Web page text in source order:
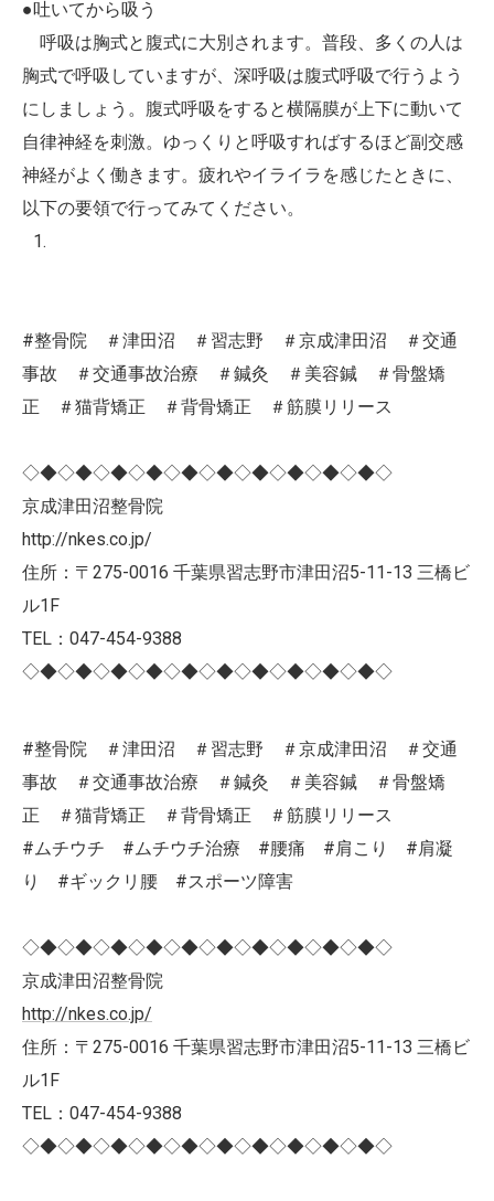
●吐いてから吸う
呼吸は胸式と腹式に大別されます。普段、多くの人は
胸式で呼吸していますが、深呼吸は腹式呼吸で行うよう
にしましょう。腹式呼吸をすると横隔膜が上下に動いて
自律神経を刺激。ゆっくりと呼吸すればするほど副交感
神経がよく働きます。疲れやイライラを感じたときに、
以下の要領で行ってみてください。
#整骨院 ＃津田沼 ＃習志野 ＃京成津田沼 ＃交通
事故 ＃交通事故治療 ＃鍼灸 ＃美容鍼 ＃骨盤矯
正 ＃猫背矯正 ＃背骨矯正 ＃筋膜リリース
◇◆◇◆◇◆◇◆◇◆◇◆◇◆◇◆◇◆◇◆◇
京成津田沼整骨院
http://nkes.co.jp/
住所：〒275-0016 千葉県習志野市津田沼5-11-13 三橋ビ
ル1F
TEL：047-454-9388
◇◆◇◆◇◆◇◆◇◆◇◆◇◆◇◆◇◆◇◆◇
#整骨院 ＃津田沼 ＃習志野 ＃京成津田沼 ＃交通
事故 ＃交通事故治療 ＃鍼灸 ＃美容鍼 ＃骨盤矯
正 ＃猫背矯正 ＃背骨矯正 ＃筋膜リリース
#ムチウチ #ムチウチ治療 #腰痛 #肩こり #肩凝
り #ギックリ腰 #スポーツ障害
◇◆◇◆◇◆◇◆◇◆◇◆◇◆◇◆◇◆◇◆◇
京成津田沼整骨院
http://nkes.co.jp/
住所：〒275-0016 千葉県習志野市津田沼5-11-13 三橋ビ
ル1F
TEL：047-454-9388
◇◆◇◆◇◆◇◆◇◆◇◆◇◆◇◆◇◆◇◆◇